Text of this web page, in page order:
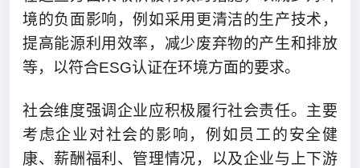
境的负面影响，例如采用更清洁的生产技术，
提高能源利用效率，减少废弃物的产生和排放
等，以符合ESG认证在环境方面的要求。
社会维度强调企业应积极履行社会责任。主要
考虑企业对社会的影响，例如员工的安全健
康、薪酬福利、管理情况，以及企业与上下游